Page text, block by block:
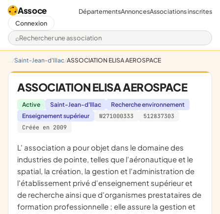
Assoce
Rechercher une association
DépartementsAnnoncesAssociations inscrites
Connexion
Saint-Jean-d'Illac ASSOCIATION ELISA AEROSPACE
ASSOCIATION ELISA AEROSPACE
Active Saint-Jean-d'Illac
Recherche environnement
Enseignement supérieur
W271000333
512837303
Créée en 2009
l' association a pour objet dans le domaine des
industries de pointe, telles que l'aéronautique et le
spatial, la création, la gestion et l'administration de
l'établissement privé d'enseignement supérieur et
de recherche ainsi que d'organismes prestataires de
formation professionnelle ; elle assure la gestion et